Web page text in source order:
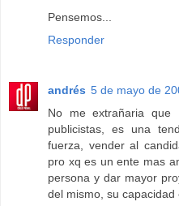
Pensemos...
Responder
andrés 5 de mayo de
No me extrañaria que
publicistas, es una
fuerza, vender al
pro xq es un ente mas
persona y dar mayor
del mismo, su capacidad